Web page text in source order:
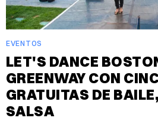
EVENTOS
LET'S DANCE
GREENWAY CON
GRATUITAS DE
SALSA